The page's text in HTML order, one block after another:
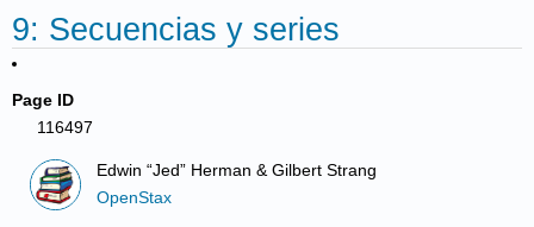
9: Secuencias y series
Page ID
116497
Edwin “Jed” Herman & Gilbert Strang
OpenStax